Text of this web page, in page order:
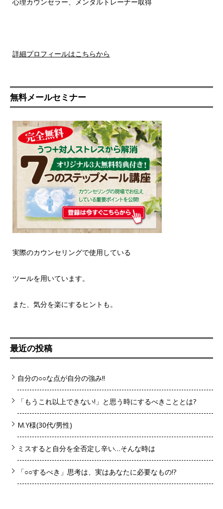
詳細プロフィールはこちらから
無料メールセミナー
実際のカウンセリングで使用している
ツールを用いています。
また、気分を楽にするヒントも。
最近の投稿
自分の○○な点が自分の強み!!
「もうこれ以上できない!」と思う時にするべきこととは?
M.Y様(30代/男性)
ミスすると自分を全否定し辛い…そんな時は
「○○するべき」思考は、実はあなたに必要なもの!?